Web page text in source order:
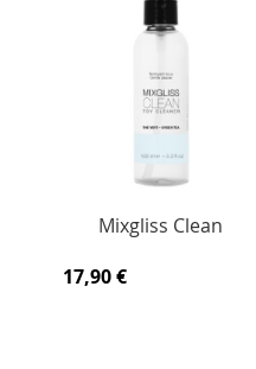
Mixgliss Clean
17,90 €